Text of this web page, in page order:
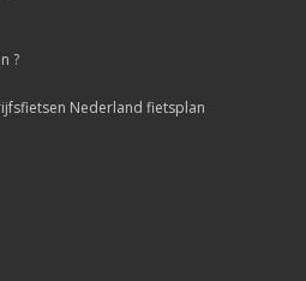
?
Nederland fietsplan